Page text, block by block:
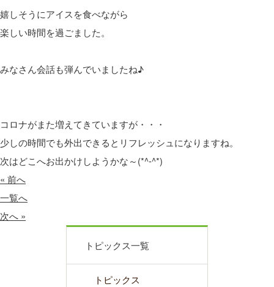
嬉しそうにアイスを食べながら
楽しい時間を過ごました。
みなさん会話も弾んでいましたね♪
コロナがまた増えてきていますが・・・
少しの時間でも外出できるとリフレッシュになりますね。
次はどこへお出かけしようかな～(*^-^*)
« 前へ
一覧へ
次へ »
トピックス一覧
トピックス